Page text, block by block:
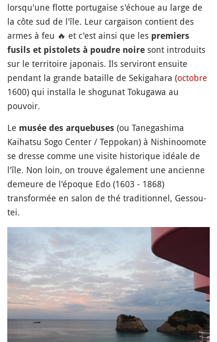
lorsqu'une flotte portugaise s'échoue au large de
la côte sud de l'île. Leur cargaison contient des
armes à feu 🔥 et c'est ainsi que les premiers
fusils et pistolets à poudre noire sont introduits
sur le territoire japonais. Ils serviront ensuite
pendant la grande bataille de Sekigahara (octobre
1600) qui installa le shogunat Tokugawa au
pouvoir.
Le musée des arquebuses (ou Tanegashima
Kaihatsu Sogo Center / Teppokan) à Nishinoomote
se dresse comme une visite historique idéale de
l'île. Non loin, on trouve également une ancienne
demeure de l'époque Edo (1603 - 1868)
transformée en salon de thé traditionnel, Gessou-
tei.